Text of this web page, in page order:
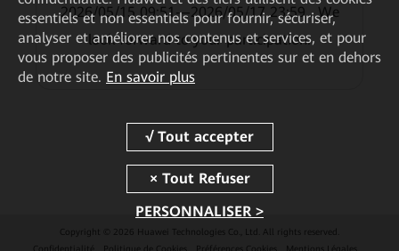
2026/05/15 09:51—2026/05/17 23:59 . We
look forward to your participation.
Copyright © 2026 Huawei Technologies Co., Ltd. All rights reserved.
Confidentialité
Politique de Cookies Préférences Cookies Mentions Légales
essentiels et non essentiels pour fournir, sécuriser,
analyser et améliorer nos contenus et services, et pour
vous proposer des publicités pertinentes sur et en dehors
de notre site. En savoir plus
PERSONNALISER >